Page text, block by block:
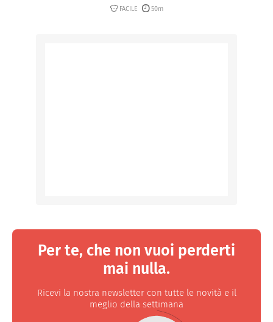
FACILE 50m
Per te, che non vuoi perderti
mai nulla.
Ricevi la nostra newsletter con tutte le novità e il
meglio della settimana